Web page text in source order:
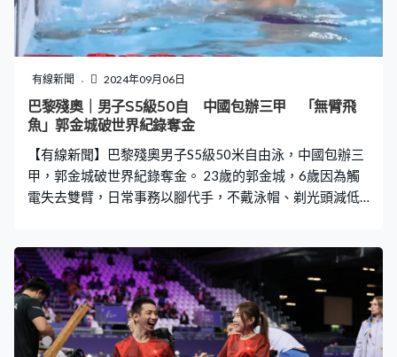
時間，終於做到了，原來只要相信，沒有不可能。」謝德
樺：「終於成功，真的很開心。」謝德樺助理劉煒麒：
「（他說）上次差一點拿不到獎牌，今屆終於拿到，所以
很興奮。」 BC4級決賽，港隊的梁育榮、張沅面對世界第
一哥倫比亞的兄妹檔，頭兩局各失1分。第3局更加陷於劣
勢，哥倫比亞4個紅球圍著白球連取4分，港隊大分落後0
屆夥拍張沅，跟頒獎台最高一
有線新聞 2024年09月06日
巴黎殘奧｜男子S5級50自 中國包辦三甲 「無臂飛
魚」郭金城破世界紀錄奪金
【有線新聞】巴黎殘奧男子S5級50米自由泳，中國包辦三
甲，郭金城破世界紀錄奪金。 23歲的郭金城，6歲因為觸
電失去雙臂，日常事務以腳代手，不戴泳帽、剃光頭減低
譯及王李超分別得銀、銅牌。 郭金城及王李超之後夥拍隊
友盧冬、張麗，在男女4X50米混合泳接力20分項目奪金，
四名泳手殘障級別分數相加不得超過20分，第5線的中國
完成頭3棒落後美國超過3秒。靠最後一棒自由泳的郭金城
收復失地，反壓美國超過6秒，游出2分24秒83，破世績奪